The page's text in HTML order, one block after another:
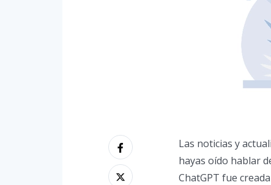
Las noticias y
hayas oído hablar
ChatGPT fue